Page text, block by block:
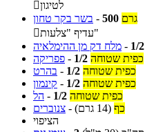
לטיגון
בשר בקר טחון - 500 גרם

עדיף "צלעות"
מלח דק מן ההימלאיה - 1/2
פפריקה - 1/2 כפית שטוחה
בהרט - 1/2 כפית שטוחה
קינמון - 1/2 כפית שטוחה
הל - 1/2 כפית שטוחה
צנוברים - כף (14 גרם)
הציפוי